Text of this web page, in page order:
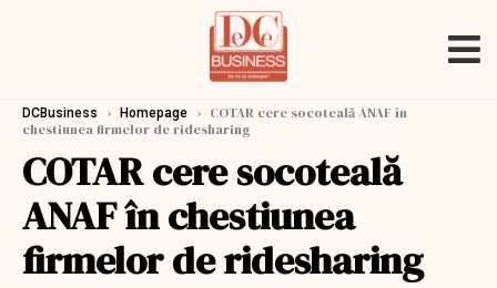
DCBusiness › Homepage › COTAR cere socoteală ANAF în
chestiunea firmelor de ridesharing
COTAR cere socoteală
ANAF în chestiunea
firmelor de ridesharing